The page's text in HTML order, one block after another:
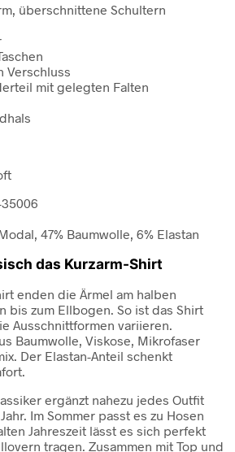
überschnittene Schultern
Verschluss
mit gelegten Falten
47% Baumwolle, 6% Elastan
das Kurzarm-Shirt
enden die Ärmel am halben
bis zum Ellbogen. So ist das Shirt
Ausschnittformen variieren.
Baumwolle, Viskose, Mikrofaser
Der Elastan-Anteil schenkt
ergänzt nahezu jedes Outfit
Im Sommer passt es zu Hosen
Jahreszeit lässt es sich perfekt
tragen. Zusammen mit Top und